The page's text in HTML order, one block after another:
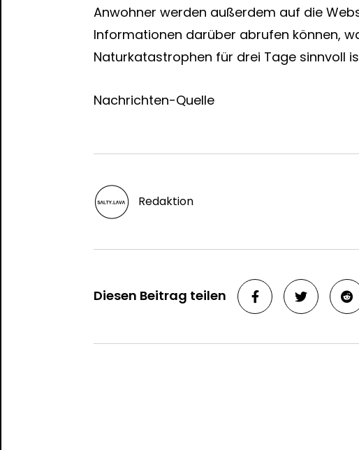
Anwohner werden außerdem auf die
Informationen darüber abrufen können,
Naturkatastrophen für drei Tage sinnvoll
Nachrichten-Quelle
Redaktion
Diesen Beitrag teilen